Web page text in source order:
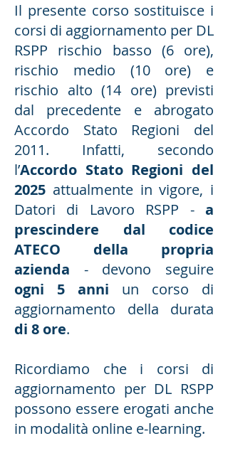
Il presente corso sostituisce i
corsi di aggiornamento per DL
RSPP rischio basso (6 ore),
rischio medio (10 ore) e
rischio alto (14 ore) previsti
dal precedente e abrogato
Accordo Stato Regioni del
2011. Infatti, secondo
l’Accordo Stato Regioni del
2025 attualmente in vigore, i
Datori di Lavoro RSPP -a
prescindere dal codice
ATECO della propria
azienda - devono seguire
ogni 5 anni un corso di
aggiornamento della durata
di 8 ore.
Ricordiamo che i corsi di
aggiornamento per DL RSPP
possono essere erogati anche
in modalità online e-learning.